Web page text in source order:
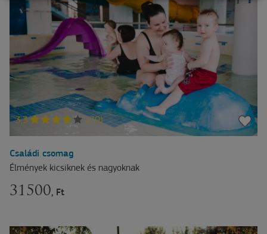
3,3 (79)
Családi csomag
Élmények kicsiknek és nagyoknak
31500, Ft